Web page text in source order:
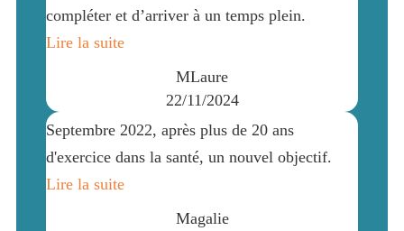
compléter et d’arriver à un temps plein.
Lire la suite
MLaure
22/11/2024
Septembre 2022, après plus de 20 ans
d'exercice dans la santé, un nouvel objectif.
Lire la suite
Magalie